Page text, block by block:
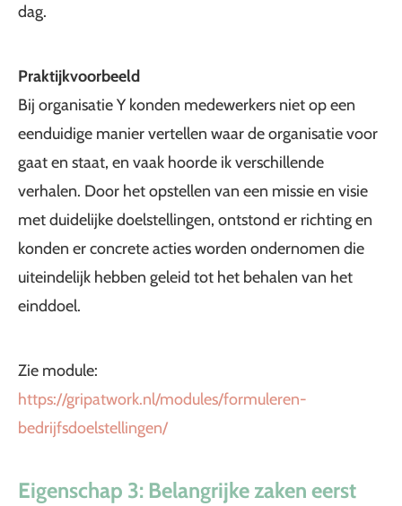
dag.
Praktijkvoorbeeld
Bij organisatie Y konden medewerkers niet op een
eenduidige manier vertellen waar de organisatie voor
gaat en staat, en vaak hoorde ik verschillende
verhalen. Door het opstellen van een missie en visie
met duidelijke doelstellingen, ontstond er richting en
konden er concrete acties worden ondernomen die
uiteindelijk hebben geleid tot het behalen van het
einddoel.
Zie module:
https://gripatwork.nl/modules/formuleren-
bedrijfsdoelstellingen/
Eigenschap 3: Belangrijke zaken eerst